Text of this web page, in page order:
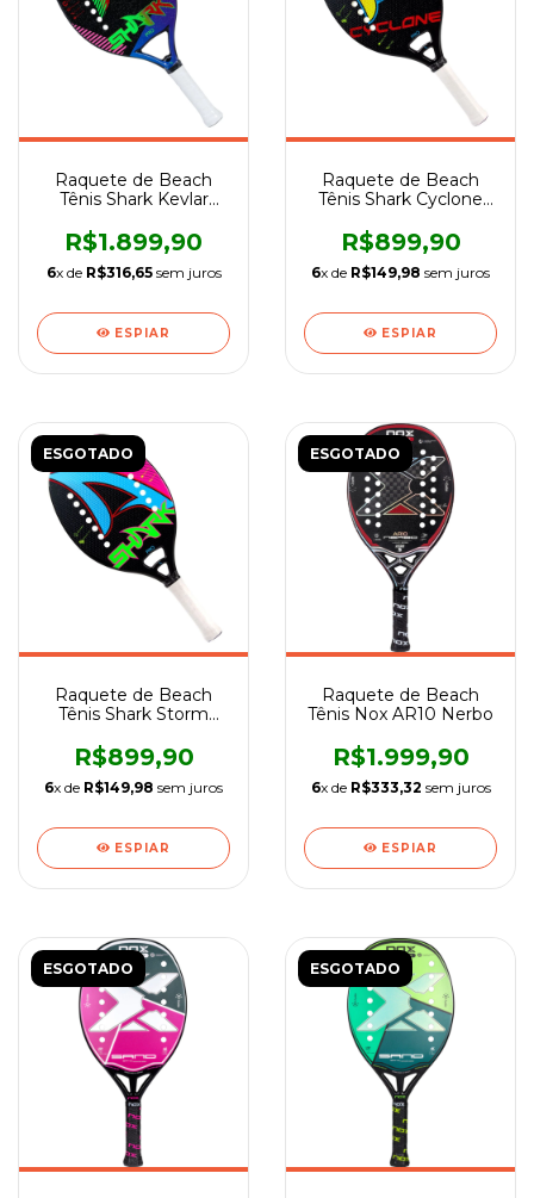
Raquete de Beach
Tênis Shark Kevlar
R$1.899,90
6x de R$316,65sem juros
ESPIAR
Raquete de Beach
Tênis Shark Cyclone
R$899,90
6x de R$149,98 sem juros
ESPIAR
ESGOTADO
Raquete de Beach
Tênis Shark Storm
R$899,90
6x de R$149,98 sem juros
ESPIAR
ESGOTADO
Raquete de Beach
Tênis Nox AR10 Nerbo
R$1.999,90
6x de R$333,32 sem juros
ESPIAR
ESGOTADO ESGOTADO